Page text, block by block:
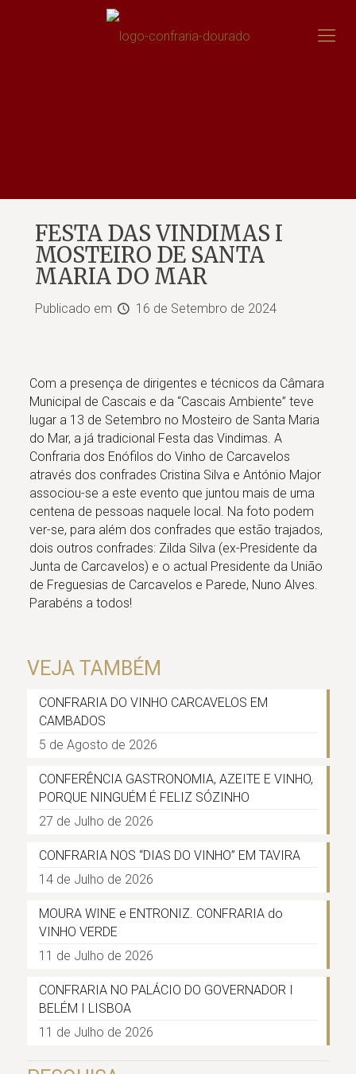
FESTA DAS VINDIMAS I
MOSTEIRO DE SANTA
MARIA DO MAR
Publicado em 16 de Setembro de 2024
Com a presença de dirigentes e técnicos da Câmara
Municipal de Cascais e da “Cascais Ambiente” teve
lugar a 13 de Setembro no Mosteiro de Santa Maria
do Mar, a já tradicional Festa das Vindimas. A
Confraria dos Enófilos do Vinho de Carcavelos
através dos confrades Cristina Silva e António Major
associou-se a este evento que juntou mais de uma
centena de pessoas naquele local. Na foto podem
ver-se, para além dos confrades que estão trajados,
dois outros confrades: Zilda Silva (ex-Presidente da
Junta de Carcavelos) e o actual Presidente da União
de Freguesias de Carcavelos e Parede, Nuno Alves.
Parabéns a todos!
VEJA TAMBÉM
CONFRARIA DO VINHO CARCAVELOS EM
CAMBADOS
5 de Agosto de 2026
CONFERÊNCIA GASTRONOMIA, AZEITE E VINHO,
PORQUE NINGUÉM É FELIZ SÓZINHO
27 de Julho de 2026
CONFRARIA NOS “DIAS DO VINHO” EM TAVIRA
14 de Julho de 2026
MOURA WINE e ENTRONIZ. CONFRARIA do
VINHO VERDE
11 de Julho de 2026
CONFRARIA NO PALÁCIO DO GOVERNADOR I
BELÉM I LISBOA
11 de Julho de 2026